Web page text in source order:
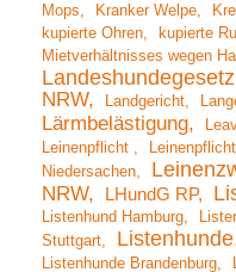
Mops
Kranker Welpe
kupierte Ohren
kupierte
Mietverhältnisses wegen
Landeshundegesetz
NRW
Landgericht
Lärmbelästigung
Leinenpflicht
Niedersachen
NRW
LHundG RP
Listenhund Hamburg
Stuttgart
Listenhunde
Listenhunde Brandenburg